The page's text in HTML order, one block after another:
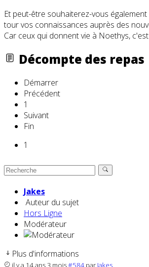
Et peut-être souhaiterez-vous
tour vos connaissances auprès des
Car ceux qui donnent vie à Noethys, c'est
Décompte des repas
Démarrer
Précédent
1
Suivant
Fin
1
Jakes
Auteur du sujet
Hors Ligne
Modérateur
Plus d'informations
il y a 14 ans 3 mois#584 par Jakes